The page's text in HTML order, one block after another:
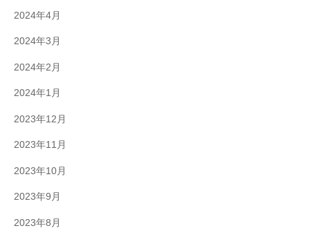
2024年4月
2024年3月
2024年2月
2024年1月
2023年12月
2023年11月
2023年10月
2023年9月
2023年8月